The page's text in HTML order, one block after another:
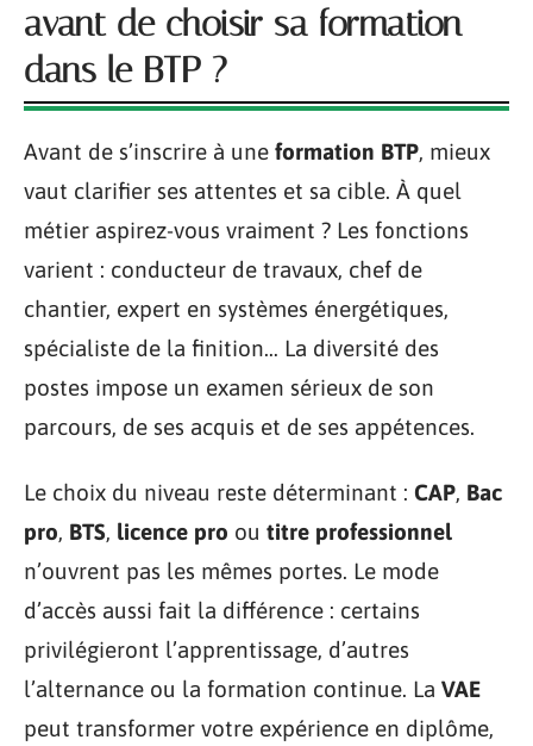
avant de choisir sa formation
dans le BTP ?
Avant de s’inscrire à une formation BTP, mieux
vaut clarifier ses attentes et sa cible. À quel
métier aspirez-vous vraiment ? Les fonctions
varient : conducteur de travaux, chef de
chantier, expert en systèmes énergétiques,
spécialiste de la finition… La diversité des
postes impose un examen sérieux de son
parcours, de ses acquis et de ses appétences.
Le choix du niveau reste déterminant : CAP, Bac
pro, BTS, licence pro ou titre professionnel
n’ouvrent pas les mêmes portes. Le mode
d’accès aussi fait la différence : certains
privilégieront l’apprentissage, d’autres
l’alternance ou la formation continue. La VAE
peut transformer votre expérience en diplôme,